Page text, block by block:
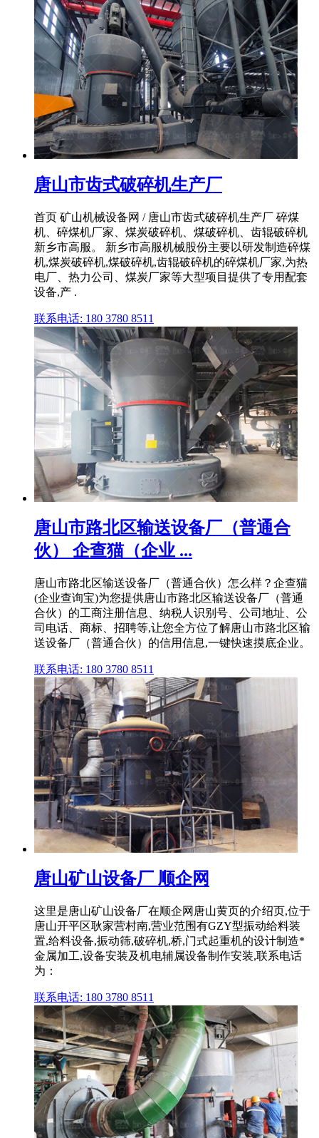
唐山市齿式破碎机生产厂
首页 矿山机械设备网 / 唐山市齿式破碎机生产厂 碎煤
机、碎煤机厂家、煤炭破碎机、煤破碎机、齿辊破碎机
新乡市高服。 新乡市高服机械股份主要以研发制造碎煤
机,煤炭破碎机,煤破碎机,齿辊破碎机的碎煤机厂家,为热
电厂、热力公司、煤炭厂家等大型项目提供了专用配套
设备,产 .
联系电话: 180 3780 8511
唐山市路北区输送设备厂（普通合
伙） 企查猫（企业 ...
唐山市路北区输送设备厂（普通合伙）怎么样？企查猫
(企业查询宝)为您提供唐山市路北区输送设备厂（普通
合伙）的工商注册信息、纳税人识别号、公司地址、公
司电话、商标、招聘等,让您全方位了解唐山市路北区输
送设备厂（普通合伙）的信用信息,一键快速摸底企业。
联系电话: 180 3780 8511
唐山矿山设备厂 顺企网
这里是唐山矿山设备厂在顺企网唐山黄页的介绍页,位于
唐山开平区耿家营村南,营业范围有GZY型振动给料装
置,给料设备,振动筛,破碎机,桥,门式起重机的设计制造*
金属加工,设备安装及机电辅属设备制作安装,联系电话
为：
联系电话: 180 3780 8511